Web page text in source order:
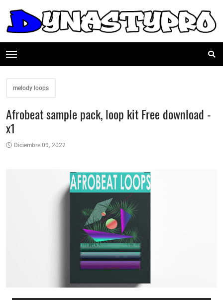
melody loops
Afrobeat sample pack, loop kit Free download -
x1
Diciembre 09, 2022